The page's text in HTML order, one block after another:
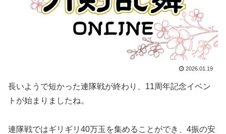
2026.01.19
長いようで短かった連隊戦が終わり、11周年記念イベン
トが始まりましたね。
連隊戦ではギリギリ40万玉を集めることができ、4振の安